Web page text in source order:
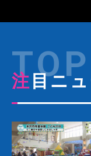
注目ニ